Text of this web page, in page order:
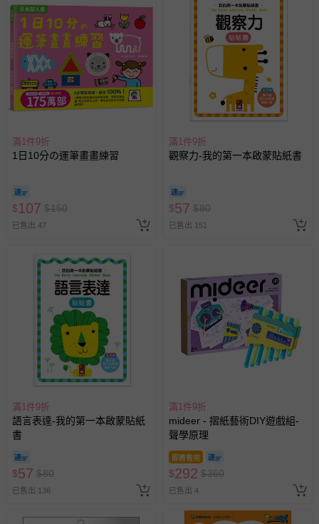
-新生兒親膚衣物（嬰幼兒包巾與背巾、包屁衣、學習
褲、紗布衣等）。
-接觸性孕哺產品（奶嘴、奶瓶、擠乳器、哺乳衣、托腹
帶束縛衣、餐搖椅等）。
-其他原廠盒裝商品封口處已貼上「不可拆封」，或具警
示字句等說明貼紙、封條者。
國際航空、客運、訂房等服務。
相關的退換貨辦理流程，可詳見：退換貨 & 退款問題
其他常見問題：
運送服務：目前提供的運送僅限台灣本島。如您位於離島地
區，可能會無法配送，或須依據商品需加收離島運費。廠商
費用，可能會另需加收。
商品實際的配達日期，可於訂單個人資料內的查詢訂單內，
已出貨通知之訊息為主。
如您收到商品，請依正常流程檢查是否完好，若商品遇瑕疵
情形，您可申請更換新品或退貨，請見： 退貨的辦理流程。
若您對於會員帳號、商品訂購與資訊、購物流程、付款方
式、折價券與購物金的使用、退貨及商品運送方式等有疑
預購商品：預購為海外同步代購，遇缺貨即會通知媽咪並協
助取消退款事宜。
商品如因「價格、組合」等錯誤原因，導致無法安排出貨，
會主動以簡訊及mail通知訂單取消事宜，並將提供適當補
償。
滿1件9折
1日10分の運筆畫畫練習
$107 $150
已售出 47
滿1件9折
觀察力-我的第一本啟蒙貼紙書
$57 $80
已售出 151
滿1件9折
語言表達-我的第一本啟蒙貼紙
書
$57 $80
已售出 136
滿1件9折
mideer - 摺紙藝術DIY遊戲組-
聲學原理
即將售完
$292 $360
已售出 4